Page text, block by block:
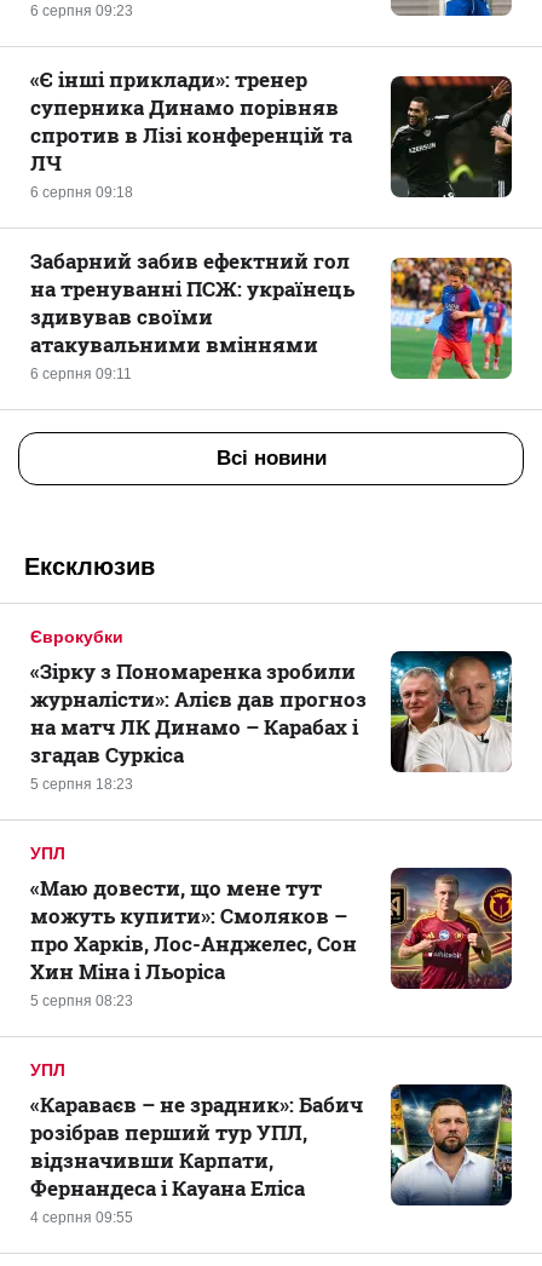
6 серпня 09:23
6 серпня 09:18
«Є інші приклади»: тренер
суперника Динамо порівняв
спротив в Лізі конференцій та
ЛЧ
6 серпня 09:11
Забарний забив ефектний гол
на тренуванні ПСЖ: українець
здивував своїми
атакувальними вміннями
Всі новини
Ексклюзив
Єврокубки
5 серпня 18:23
«Зірку з Пономаренка зробили
журналісти»: Алієв дав прогноз
на матч ЛК Динамо – Карабах і
згадав Суркіса
УПЛ
5 серпня 08:23
«Маю довести, що мене тут
можуть купити»: Смоляков –
про Харків, Лос-Анджелес, Сон
Хин Міна і Льоріса
УПЛ
4 серпня 09:55
«Караваєв – не зрадник»: Бабич
розібрав перший тур УПЛ,
відзначивши Карпати,
Фернандеса і Кауана Еліса